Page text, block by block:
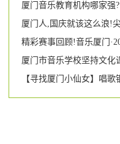
厦门音乐教育机构哪家强?